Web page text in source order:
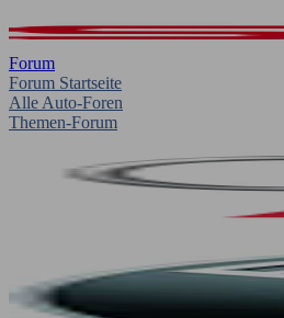
Forum
Forum Startseite
Alle Auto-Foren
Themen-Forum